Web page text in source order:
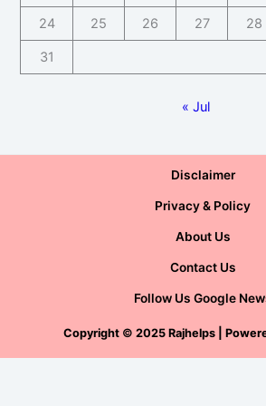
24 25 26 27 28
31
« Jul
Disclaimer
Privacy & Policy
About Us
Contact Us
Follow Us Google
Copyright © 2025 Rajhelps |